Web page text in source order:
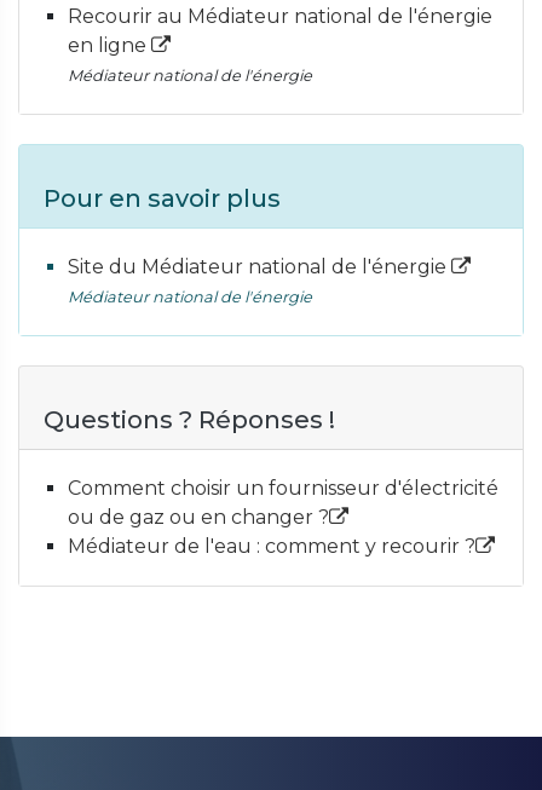
Recourir au Médiateur national de l'énergie
en ligne
Médiateur national de l'énergie
Pour en savoir plus
Site du Médiateur national de l'énergie
Médiateur national de l'énergie
Questions ? Réponses !
Comment choisir un fournisseur d'électricité
ou de gaz ou en changer ?
Médiateur de l'eau : comment y recourir ?